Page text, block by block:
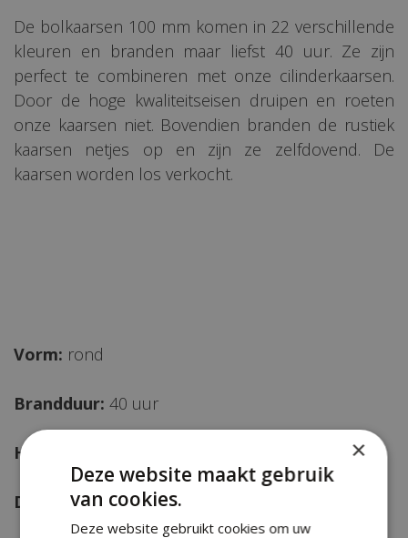
De bolkaarsen 100 mm komen in 22 verschillende
kleuren en branden maar liefst 40 uur. Ze zijn
perfect te combineren met onze cilinderkaarsen.
Door de hoge kwaliteitseisen druipen en roeten
onze kaarsen niet. Bovendien branden de rustiek
kaarsen netjes op en zijn ze zelfdovend. De
kaarsen worden los verkocht.
Vorm: rond
Brandduur: 40 uur
Hoogte:
Diameter:100 mm
×
Deze website maakt gebruik
van cookies.
Deze website gebruikt cookies om uw